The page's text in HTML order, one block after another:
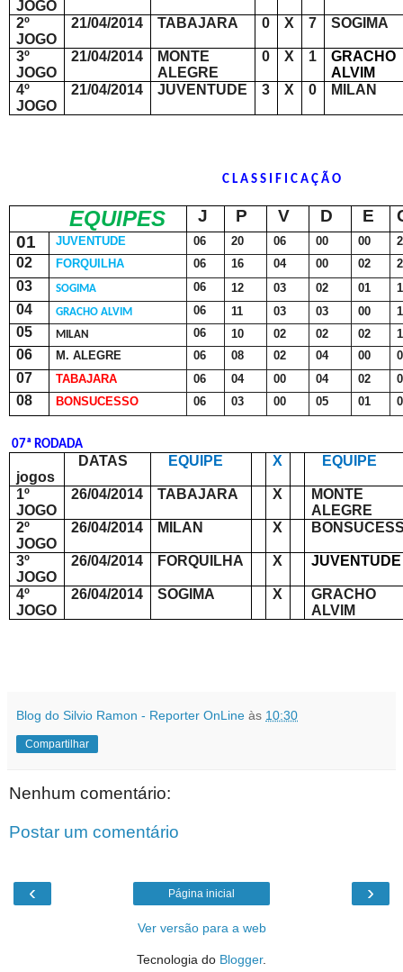
JOGO
2º
JOGO
21/04/2014 TABAJARA 0 X 7 SOGIMA
3º
JOGO
21/04/2014
MONTE
ALEGRE
0 X 1
GRACHO
ALVIM
4º
JOGO
21/04/2014 JUVENTUDE 3 X 0 MILAN
C L A S S I F I C A Ç Ã O
EQUIPES J P V D E
01
JUVENTUDE 06 20 06 00 00
02 FORQUILHA 06 16 04 00 02
03 SOGIMA 06 12 03 02 01
04 GRACHO ALVIM 06 11 03 03 00
05 MILAN 06 10 02 02 02
06 M. ALEGRE 06 08 02 04 00
07 TABAJARA 06 04 00 04 02
08 BONSUCESSO 06 03 00 05 01
07ª RODADA
jogos
DATAS EQUIPE X EQUIPE
1º
JOGO
26/04/2014 TABAJARA X
MONTE
ALEGRE
2º
JOGO
26/04/2014 MILAN X
3º
JOGO
26/04/2014 FORQUILHA X JUVENTUDE
4º
JOGO
26/04/2014 SOGIMA X
GRACHO
ALVIM
Blog do Silvio Ramon - Reporter OnLine às 10:30
Compartilhar
Nenhum comentário:
Postar um comentário
‹ ›
Página inicial
Ver versão para a web
Tecnologia do Blogger.